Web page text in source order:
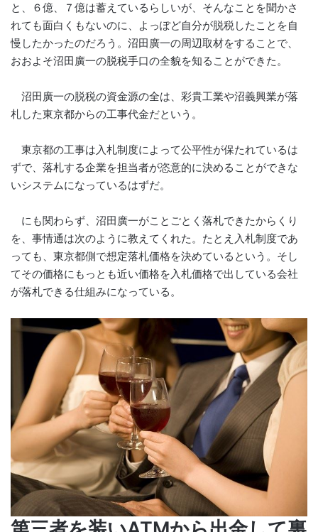
と、６億、７億は蓄えているらしいが、そんなことを聞かさ
れても面白くもないのに、よっぽど自分が脱税したことを自
慢したかったのだろう。沼田廣一の周辺取材をすることで、
おおよそ沼田廣一の脱税手口の全貌を知ることができた。
沼田廣一の脱税の資金源の全は、彩貴工業や沼義興業が落
札した東京都からの工事代金だという。
東京都の工事は入札制度によって公平性が保たれているは
ずで、落札する企業を担当者が恣意的に決めることができな
いシステムになっているはずだ。
にも関わらず、沼田廣一がことごとく落札できたからくり
を、事情通は次のように教えてくれた。たとえ入札制度であ
っても、東京都側で想定落札価格を決めているという。そし
てその価格にもっとも近い価格を入札価格で出している会社
が落札できる仕組みになっている。